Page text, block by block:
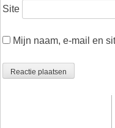
Site
Mijn naam, e-mail en